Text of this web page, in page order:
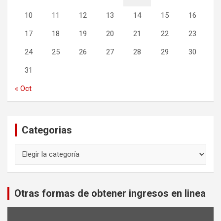
10 11 12 13 14 15 16
17 18 19 20 21 22 23
24 25 26 27 28 29 30
31
« Oct
Categorias
Otras formas de obtener ingresos en linea